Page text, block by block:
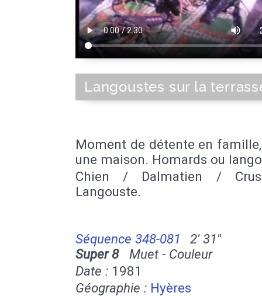
Langoustes sur la
Moment de détente en
une maison. Homards ou
Chien / Dalmatien /
Langouste.
Séquence 348-081
2' 31''
Super 8Muet - Couleur
Date : 1981
Géographie : Hyères